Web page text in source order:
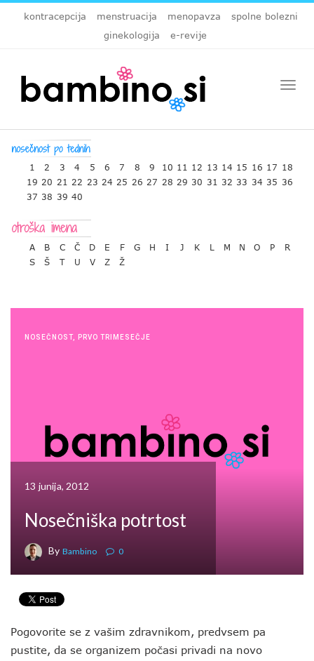
kontracepcija menstruacija menopavza
spolne bolezni
ginekologija
e-revije
1 2 3 4 5 6 7 8 9 10 11 12 13 14 15 16 17 18
19 20 21 22 23 24 25 26 27 28 29 30 31 32 33 34 35 36
37 38 39 40
A B C Č D E F G H I J K L M N O P
R
S
Š T U V Z Ž
NOSEČNOST, PRVO TRIMESEČJE
13 junija, 2012
Nosečniška potrtost
By Bambino 0
Pogovorite se z vašim zdravnikom, predvsem pa
pustite, da se organizem počasi privadi na novo